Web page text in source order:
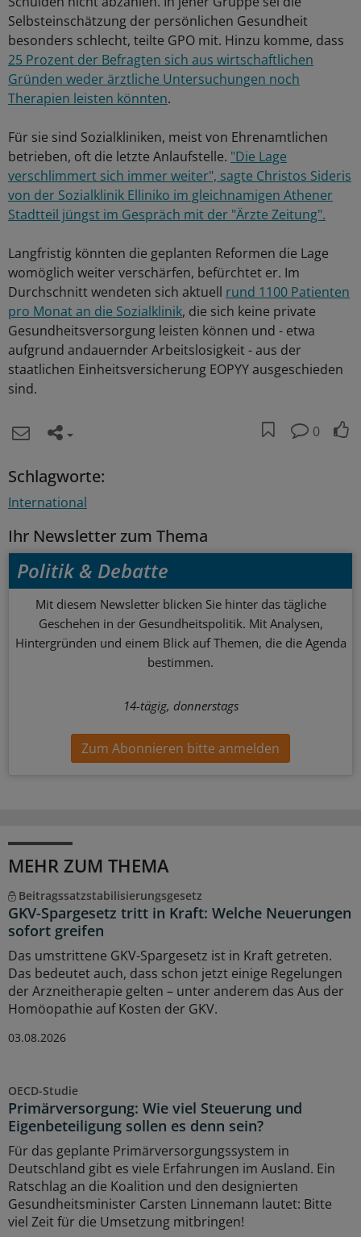
Selbsteinschätzung der persönlichen Gesundheit
besonders schlecht, teilte GPO mit. Hinzu komme, dass
25 Prozent der Befragten sich aus wirtschaftlichen
Gründen weder ärztliche Untersuchungen noch
Therapien leisten könnten.
Für sie sind Sozialkliniken, meist von Ehrenamtlichen
betrieben, oft die letzte Anlaufstelle. "Die Lage
verschlimmert sich immer weiter", sagte Christos Sideris
von der Sozialklinik Elliniko im gleichnamigen Athener
Stadtteil jüngst im Gespräch mit der "Ärzte Zeitung".
Langfristig könnten die geplanten Reformen die Lage
womöglich weiter verschärfen, befürchtet er. Im
Durchschnitt wendeten sich aktuell rund 1100 Patienten
pro Monat an die Sozialklinik, die sich keine private
Gesundheitsversorgung leisten können und - etwa
aufgrund andauernder Arbeitslosigkeit - aus der
staatlichen Einheitsversicherung EOPYY ausgeschieden
sind.
0
Schlagworte:
International
Ihr Newsletter zum Thema
Politik & Debatte
Mit diesem Newsletter blicken Sie hinter das tägliche
Geschehen in der Gesundheitspolitik. Mit Analysen,
Hintergründen und einem Blick auf Themen, die die Agenda
bestimmen.
14-tägig, donnerstags
Zum Abonnieren bitte anmelden
MEHR ZUM THEMA
Beitragssatzstabilisierungsgesetz
GKV-Spargesetz tritt in Kraft: Welche Neuerungen
sofort greifen
Das umstrittene GKV-Spargesetz ist in Kraft getreten.
Das bedeutet auch, dass schon jetzt einige Regelungen
der Arzneitherapie gelten – unter anderem das Aus der
Homöopathie auf Kosten der GKV.
03.08.2026
OECD-Studie
Primärversorgung: Wie viel Steuerung und
Eigenbeteiligung sollen es denn sein?
Für das geplante Primärversorgungssystem in
Deutschland gibt es viele Erfahrungen im Ausland. Ein
Ratschlag an die Koalition und den designierten
Gesundheitsminister Carsten Linnemann lautet: Bitte
viel Zeit für die Umsetzung mitbringen!